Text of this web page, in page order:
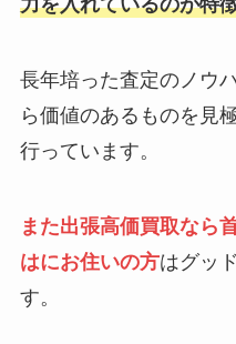
力を入れているのが特
長年培った査定のノウ
ら価値のあるものを見
行っています。
また出張高価買取なら
はにお住いの方はグッ
す。